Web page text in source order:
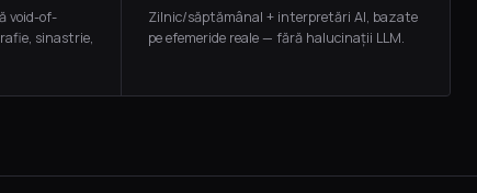
void-of-
sinastrie,
Zilnic/săptămânal + interpretări AI, bazate
pe efemeride reale — fără halucinații LLM.